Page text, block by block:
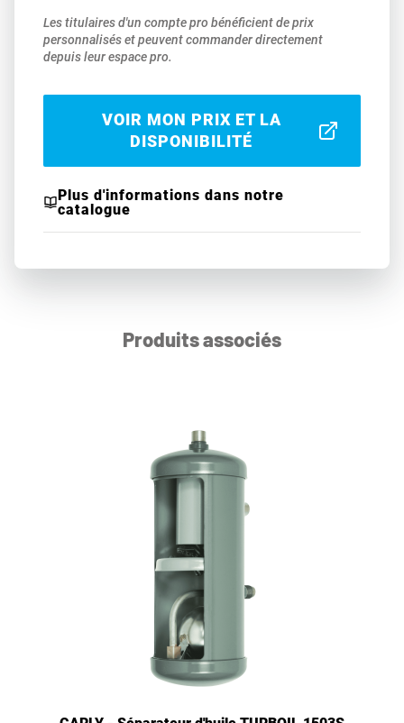
Les titulaires d'un compte pro bénéficient de prix
personnalisés et peuvent commander directement
depuis leur espace pro.
VOIR MON PRIX ET LA
DISPONIBILITÉ
Plus d'informations dans notre
catalogue
Produits associés